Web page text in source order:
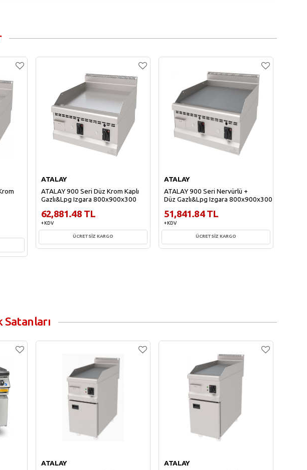
ATALAY
ATALAY 900 Seri Düz Krom Kaplı
Gazlı&Lpg Izgara 800x900x300
62,881.48 TL
+ KDV
ÜCRETSİZ KARGO
ATALAY
ATALAY 900 Seri Nervürlü +
Düz Gazlı&Lpg Izgara 800x900x300
51,841.84 TL
+ KDV
ÜCRETSİZ KARGO
Satanları
ATALAY
ATALAY